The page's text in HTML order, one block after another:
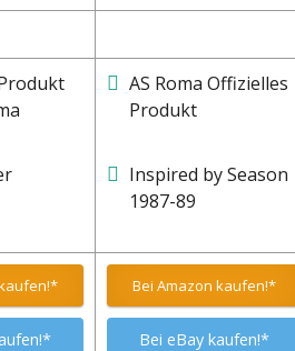
AS Roma Offizielles
Produkt
Inspired by Season
1987-89
Bei Amazon kaufen!*
Bei eBay kaufen!*